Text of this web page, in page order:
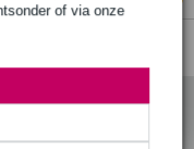
of via onze